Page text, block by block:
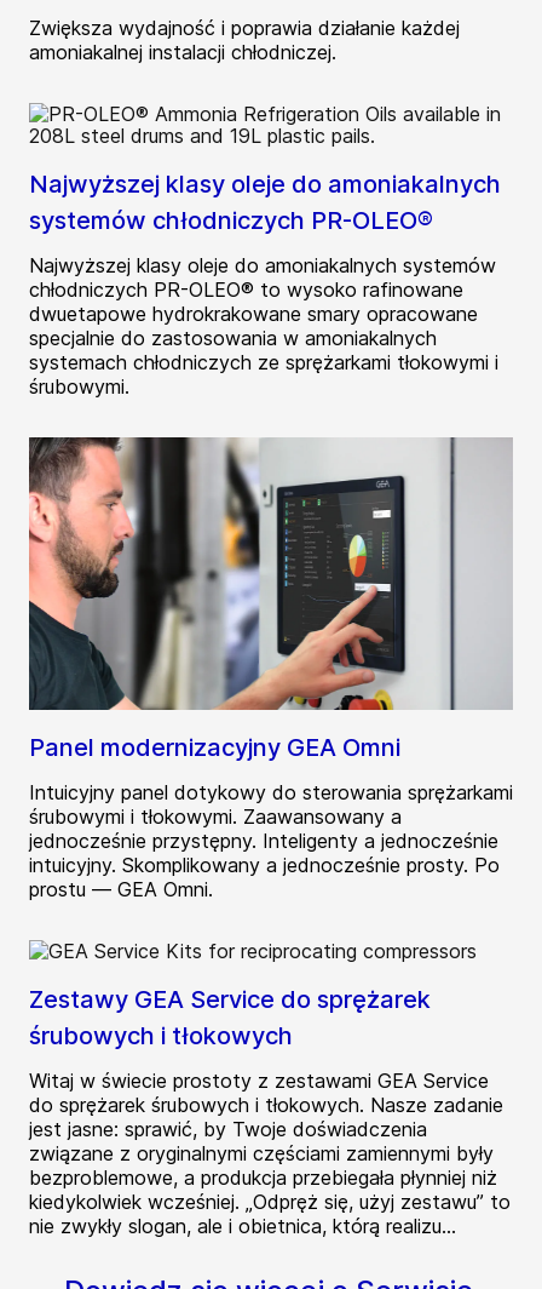
Zwiększa wydajność i poprawia działanie każdej
amoniakalnej instalacji chłodniczej.
Najwyższej klasy oleje do amoniakalnych
systemów chłodniczych PR-OLEO®
Najwyższej klasy oleje do amoniakalnych systemów
chłodniczych PR-OLEO® to wysoko rafinowane
dwuetapowe hydrokrakowane smary opracowane
specjalnie do zastosowania w amoniakalnych
systemach chłodniczych ze sprężarkami tłokowymi i
śrubowymi.
Panel modernizacyjny GEA Omni
Intuicyjny panel dotykowy do sterowania sprężarkami
śrubowymi i tłokowymi. Zaawansowany a
jednocześnie przystępny. Inteligenty a jednocześnie
intuicyjny. Skomplikowany a jednocześnie prosty. Po
prostu — GEA Omni.
Zestawy GEA Service do sprężarek
śrubowych i tłokowych
Witaj w świecie prostoty z zestawami GEA Service
do sprężarek śrubowych i tłokowych. Nasze zadanie
jest jasne: sprawić, by Twoje doświadczenia
związane z oryginalnymi częściami zamiennymi były
bezproblemowe, a produkcja przebiegała płynniej niż
kiedykolwiek wcześniej. „Odpręż się, użyj zestawu” to
nie zwykły slogan, ale i obietnica, którą realizu...